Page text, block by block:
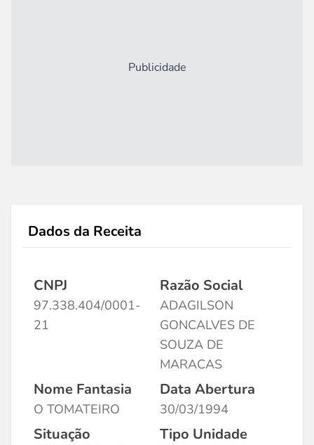
Publicidade
Dados da Receita
CNPJ
97.338.404/0001-
21
Razão Social
ADAGILSON
GONCALVES DE
SOUZA DE
MARACAS
Nome Fantasia
O TOMATEIRO
Data Abertura
30/03/1994
Situação Tipo Unidade